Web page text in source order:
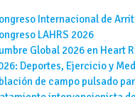
Internacional de
LAHRS 2026
Global 2026 en Heart
Deportes, Ejercicio y
de campo pulsado